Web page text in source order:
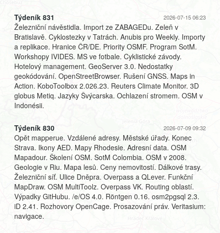
2026-07-15 06:23
Týdeník 831
Železniční návěstidla. Import ze ZABAGEDu. Zeleň v
Bratislavě. Cyklostezky v Tatrách. Anubis pro Weekly. Importy
a replikace. Hranice ČR/DE. Priority OSMF. Program SotM.
Workshopy IVIDES. MS ve fotbale. Cyklistické závody.
Hotelový management. GeoServer 3.0. Nedostatky
geokódování. OpenStreetBrowser. Rušení GNSS. Maps in
Action. KoboToolbox 2.026.23. Reuters Climate Monitor. 3D
globus Metiq. Jazyky Švýcarska. Ochlazení stromem. OSM v
Indonésii.
2026-07-09 09:32
Týdeník 830
Opět mapperue. Vzdálené adresy. Městské úřady. Konec
Strava. Ikony AED. Mapy Rhodesie. Adresní data. OSM
Mapadour. Školení OSM. SotM Colombia. OSM v 2008.
Geologie v Riu. Mapa lesů. Ceny nemovitostí. Dálkové trasy.
Železniční síť. Ulice Dněpra. Overpass a QLever. Funkční
MapDraw. OSM MultiToolz. Overpass VK. Routing oblastí.
Výpadky GitHubu. /e/OS 4.0. Röntgen 0.16. osm2pgsql 2.3.
iD 2.41. Rozhovory OpenCage. Prosazování práv. Veritasium:
navigace.